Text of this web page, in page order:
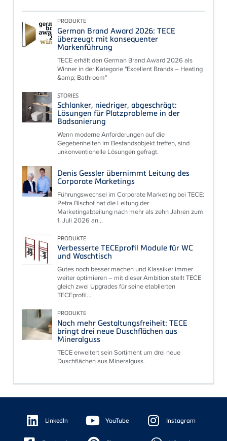
PRODUKTE
German Brand Award 2026: TECE
überzeugt mit konsequenter
Markenführung
TECE erhält den German Brand Award 2026 als
Winner in der Kategorie "Excellent Brands – Heating
&amp; Bathroom"
STORIES
Schlanker, niedriger, abgeschrägt:
Lösungen für Platzprobleme in der
Badsanierung
Wenn moderne Anforderungen auf die
Gegebenheiten im Bestandsobjekt treffen, sind
unkonventionelle Lösungen gefragt.
Denis Gessler übernimmt Leitung des
Corporate Marketings
Führungswechsel im Corporate Marketing bei TECE:
Petra Bischof hat die Leitung der
Marketingabteilung nach mehr als zehn Jahren zum
1. Juli 2026 an...
PRODUKTE
Verbesserte TECEprofil Module für WC
und Waschtisch
Gutes noch besser machen und Klassiker immer
weiter optimieren – mit dieser Ambition stellt TECE
gleich zwei Upgrades für seine etablierten
TECEprofil...
PRODUKTE
Noch mehr Gestaltungsfreiheit: TECE
bringt drei neue Duschflächen aus
Mineralguss
TECE erweitert sein Sortiment um drei neue
Duschflächen aus Mineralguss.
Floating
Sidebar LinkedIn YouTube Instagram